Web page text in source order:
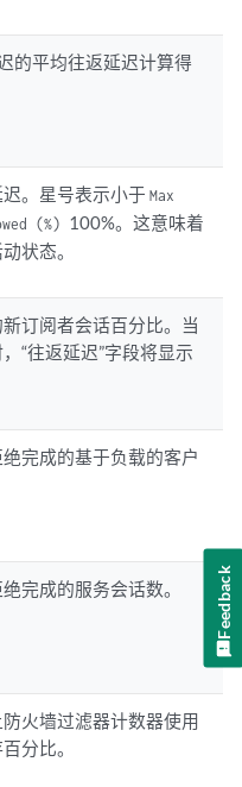
的平均往返延迟计算得
迟。星号表示小于Max
(%) 100%。这意味着
状态。
订阅者会话百分比。当
“往返延迟”字段将显示
完成的基于负载的客户
完成的服务会话数。
火墙过滤器计数器使用
分比。
Feedback